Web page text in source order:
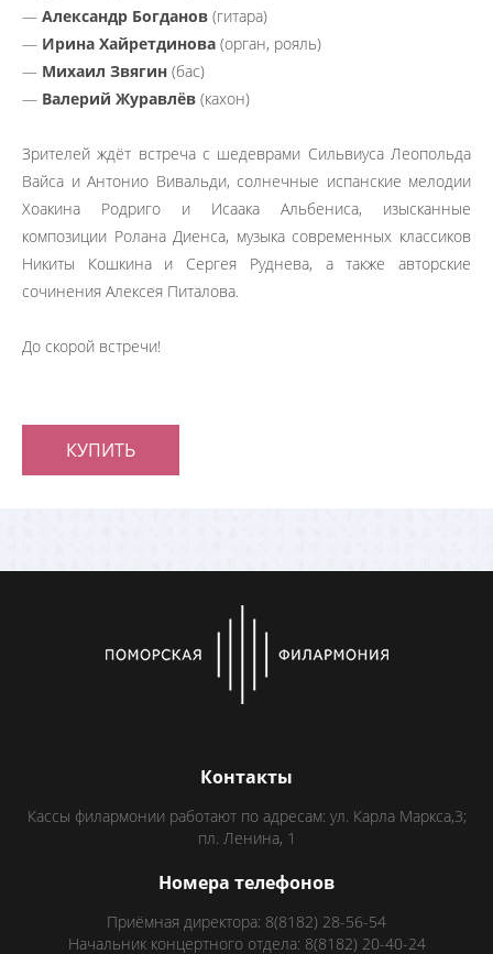
— Александр Богданов (гитара)
— Ирина Хайретдинова (орган, рояль)
— Михаил Звягин (бас)
— Валерий Журавлёв (кахон)
Зрителей ждёт встреча с шедеврами Сильвиуса Леопольда
Вайса и Антонио Вивальди, солнечные испанские мелодии
Хоакина Родриго и Исаака Альбениса, изысканные
композиции Ролана Диенса, музыка современных классиков
Никиты Кошкина и Сергея Руднева, а также авторские
сочинения Алексея Питалова.
До скорой встречи!
КУПИТЬ
Контакты
Кассы филармонии работают по адресам: ул. Карла Маркса,3;
пл. Ленина, 1
Номера телефонов
Приёмная директора: 8(8182) 28-56-54
Начальник концертного отдела: 8(8182) 20-40-24